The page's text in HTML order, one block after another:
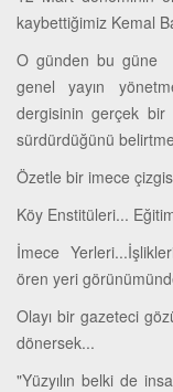
kaybettiğimiz Kemal
O günden bu güne
genel yayın
dergisinin gerçek bir
sürdürdüğünü
Özetle bir imece
Köy Enstitüleri...
İmece
ören yeri
Olayı bir gazeteci
dönersek...
"Yüzyılın belki de